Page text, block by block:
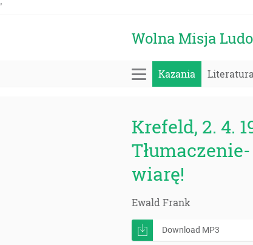
'
Wolna Misja
Kazania Literatura
Krefeld, 2. 4.
wiarę!
Ewald Frank
Download MP3